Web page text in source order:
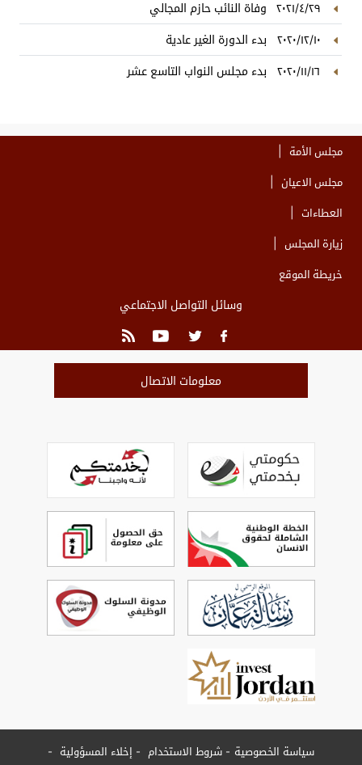
٢٠٢١/٤/٢٩ وفاة النائب حازم المجالي
٢٠٢٠/١٢/١٠ بدء الدورة الغير عادية
٢٠٢٠/١١/١٦ بدء مجلس النواب التاسع عشر
مجلس الأمة
مجلس الاعيان
العطاءات
زيارة المجلس
خريطة الموقع
وسائل التواصل الاجتماعي
معلومات الاتصال
سياسة الخصوصية شروط الاستخدام
إخلاء المسؤولية